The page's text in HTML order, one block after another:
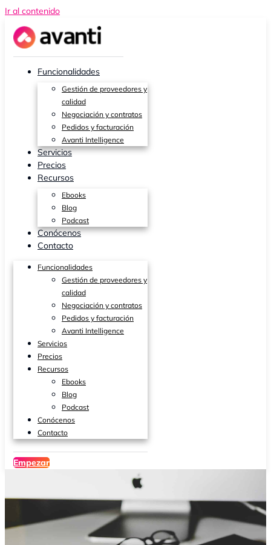
Ir al contenido
Funcionalidades
Gestión de proveedores y
calidad
Negociación y contratos
Pedidos y facturación
Avanti Intelligence
Servicios
Precios
Recursos
Ebooks
Blog
Podcast
Conócenos
Contacto
Funcionalidades
Gestión de proveedores y
calidad
Negociación y contratos
Pedidos y facturación
Avanti Intelligence
Servicios
Precios
Recursos
Ebooks
Blog
Podcast
Conócenos
Contacto
Empezar